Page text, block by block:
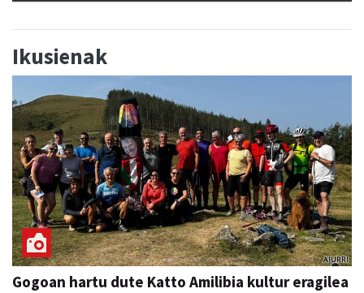
Ikusienak
Gogoan hartu dute Katto Amilibia kultur eragilea